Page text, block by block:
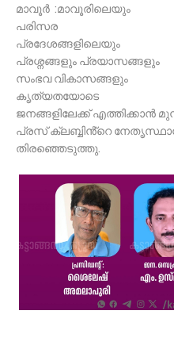
മാവൂർ :മാവൂരിലെയും
പരിസര
പ്രദേശങ്ങളിലെയും
പ്രശ്നങ്ങളും പ്രയാസങ്ങളും
സംഭവ വികാസങ്ങളും
കൃത്യതയോടെ
ജനങ്ങളിലേക്ക് എത്തിക്കാൻ
പ്രസ് ക്ലബ്ബിൻ്റെ
തിരഞ്ഞെടുത്തു.